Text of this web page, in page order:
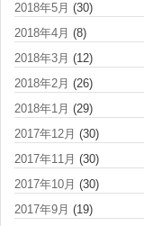
2018年5月 (30)
2018年4月 (8)
2018年3月 (12)
2018年2月 (26)
2018年1月 (29)
2017年12月 (30)
2017年11月 (30)
2017年10月 (30)
2017年9月 (19)